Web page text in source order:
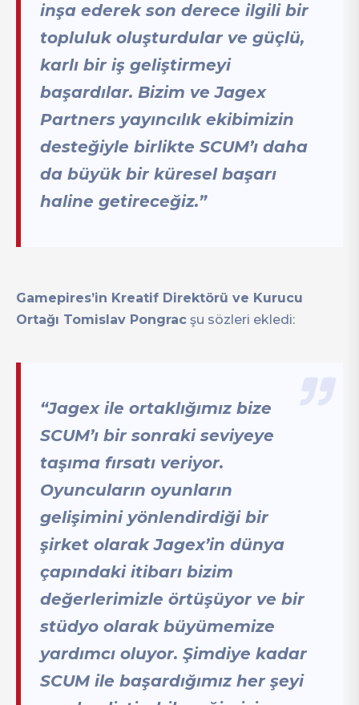
inşa ederek son derece ilgili bir
topluluk oluşturdular ve güçlü,
karlı bir iş geliştirmeyi
başardılar. Bizim ve Jagex
Partners yayıncılık ekibimizin
desteğiyle birlikte SCUM’ı daha
da büyük bir küresel başarı
haline getireceğiz.”
Gamepires’in Kreatif Direktörü ve Kurucu
Ortağı Tomislav Pongrac şu sözleri ekledi:
“Jagex ile ortaklığımız bize
SCUM’ı bir sonraki seviyeye
taşıma fırsatı veriyor.
Oyuncuların oyunların
gelişimini yönlendirdiği bir
şirket olarak Jagex’in dünya
çapındaki itibarı bizim
değerlerimizle örtüşüyor ve bir
stüdyo olarak büyümemize
yardımcı oluyor. Şimdiye kadar
SCUM ile başardığımız her şeyi